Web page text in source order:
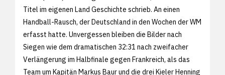
Titel im eigenen Land Geschichte schrieb. An einen
Handball-Rausch, der Deutschland in den Wochen der WM
erfasst hatte. Unvergessen bleiben die Bilder nach
Siegen wie dem dramatischen 32:31 nach zweifacher
Verlängerung im Halbfinale gegen Frankreich, als das
Team um Kapitän Markus Baur und die drei Kieler Henning